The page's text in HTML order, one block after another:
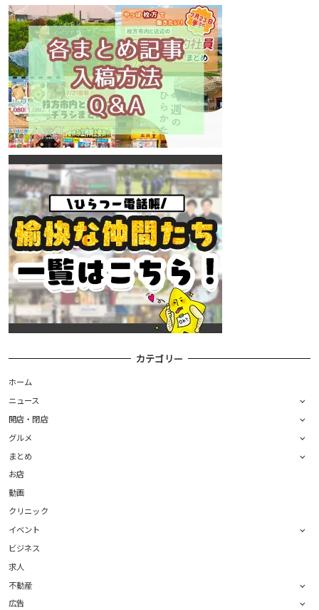
カテゴリー
ホーム
ニュース
開店・閉店
グルメ
まとめ
お店
動画
クリニック
イベント
ビジネス
求人
不動産
広告